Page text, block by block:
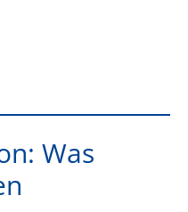
Was